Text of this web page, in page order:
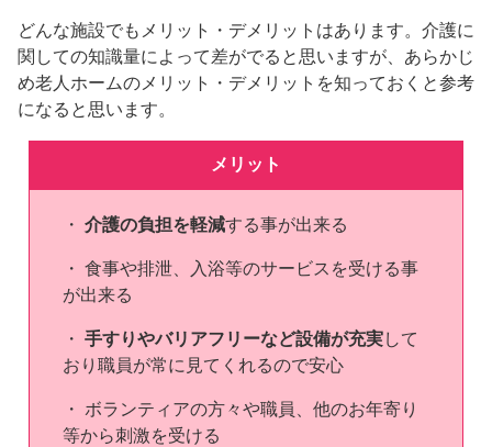
どんな施設でもメリット・デメリットはあります。介護に
関しての知識量によって差がでると思いますが、あらかじ
め老人ホームのメリット・デメリットを知っておくと参考
になると思います。
メリット
・ 介護の負担を軽減する事が出来る
・ 食事や排泄、入浴等のサービスを受ける事
が出来る
・ 手すりやバリアフリーなど設備が充実して
おり職員が常に見てくれるので安心
・ ボランティアの方々や職員、他のお年寄り
等から刺激を受ける